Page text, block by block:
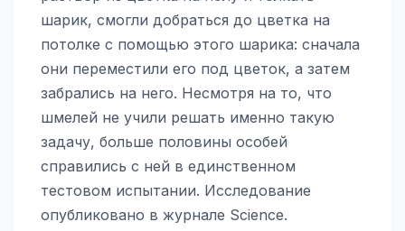
шарик, смогли добраться до цветка на
потолке с помощью этого шарика: сначала
они переместили его под цветок, а затем
забрались на него. Несмотря на то, что
шмелей не учили решать именно такую
задачу, больше половины особей
справились с ней в единственном
тестовом испытании. Исследование
опубликовано в журнале Science.